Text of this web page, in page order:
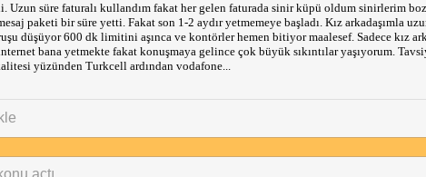
Uzun süre faturalı kullandım fakat her gelen faturada sinir küpü oldum sinirlerim
paketi bir süre yetti. Fakat son 1-2 aydır yetmemeye başladı. Kız arkadaşımla
düşüyor 600 dk limitini aşınca ve kontörler hemen bitiyor maalesef. Sadece kız
bana yetmekte fakat konuşmaya gelince çok büyük sıkıntılar yaşıyorum.
yüzünden Turkcell ardından vodafone...
açtı.